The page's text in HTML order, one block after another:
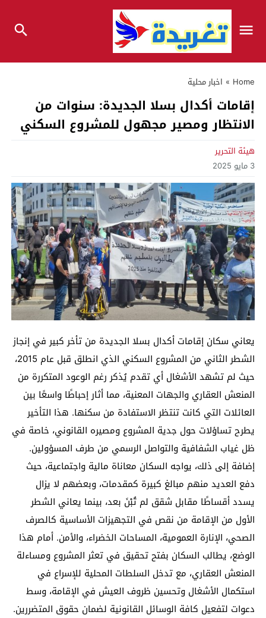
Home
» اخبار محلية
إقامات أكدال بسلا الجديدة: سنوات من
الانتظار ومصير مجهول للمشروع السكني
هيئة التحرير
3 مايو 2025
يعاني سكان إقامات أكدال بسلا الجديدة من تأخر كبير في إنجاز
الشطر الثاني من المشروع السكني الذي انطلق قبل عام 2015،
حيث لم تشهد الأشغال أي تقدم يُذكر رغم الوعود المتكررة من
المنعش العقاري والجهات المعنية، مما أثار إحباطًا واسعًا بين
العائلات التي كانت تنتظر الاستفادة من سكنها. هذا التأخير
يطرح تساؤلات حول جدية المشروع ومصيره القانوني، خاصة في
ظل غياب الشفافية والتواصل الرسمي من طرف المسؤولين.
إضافة إلى ذلك، يواجه السكان معاناة مالية واجتماعية، حيث
دفع العديد منهم مبالغ كبيرة كمقدمات، وبعضهم لا يزال
يسدد أقساطًا مقابل شقق لم تُبْنَ بعد، بينما يعاني الشطر
الأول من الإقامة من نقص في التجهيزات الأساسية كالصرف
الصحي، الإنارة العمومية، المساحات الخضراء، والأمن. أمام هذا
الوضع، يطالب السكان بفتح تحقيق في تعثر المشروع ومساءلة
المنعش العقاري، مع تدخل السلطات المحلية للإسراع في
استكمال الأشغال وتحسين ظروف العيش في الإقامة، وسط
دعوات لتفعيل كافة الوسائل القانونية لضمان حقوق المتضررين.